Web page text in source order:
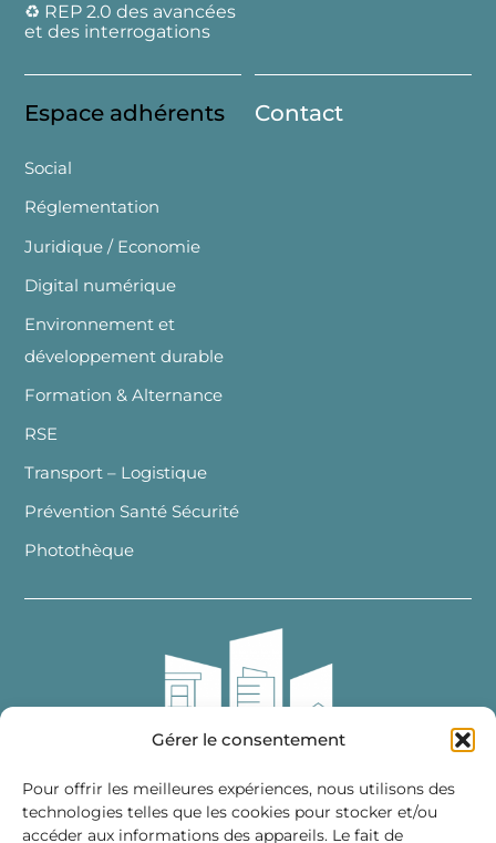
Gérer le consentement
Pour offrir les meilleures expériences, nous utilisons des
technologies telles que les cookies pour stocker et/ou
accéder aux informations des appareils. Le fait de
♻️ REP 2.0 des avancées
et des interrogations
Espace adhérents
Social
Réglementation
Juridique / Economie
Digital numérique
Environnement et
développement durable
Formation & Alternance
RSE
Transport – Logistique
Prévention Santé Sécurité
Photothèque
Contact